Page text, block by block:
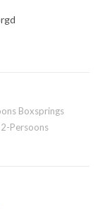
Boxsprings
Persoons